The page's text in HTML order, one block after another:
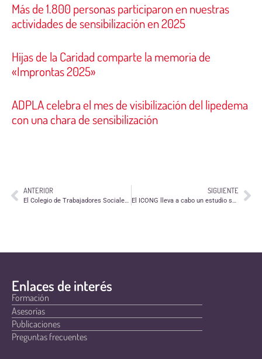
Más de 1.800 personas participaron en nuestras
actividades de sensibilización en 2025
Hijas de la Caridad comparte la memoria de
«Improntas 2025»
ADPLA celebra el mes de visibilización del lipedema
con una chara de sensibilización
ANTERIOR
El Colegio de Trabajadores Sociales de Aragón convoca el I Premio de Investigación en Trabajo Social “Jane Addams”
SIGUIENTE
El ICONG lleva a cabo un estudio sobre asociacionismo ¡Responde al cuestionario!
Enlaces de interés
Formación
Asesorías
Publicaciones
Preguntas frecuentes